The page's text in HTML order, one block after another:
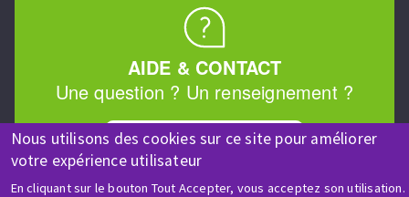
Nous utilisons des cookies sur ce site pour améliorer
votre expérience utilisateur
En cliquant sur le bouton Tout Accepter, vous acceptez son utilisation.
AIDE & CONTACT
Une question ? Un renseignement ?
Contactez-nous